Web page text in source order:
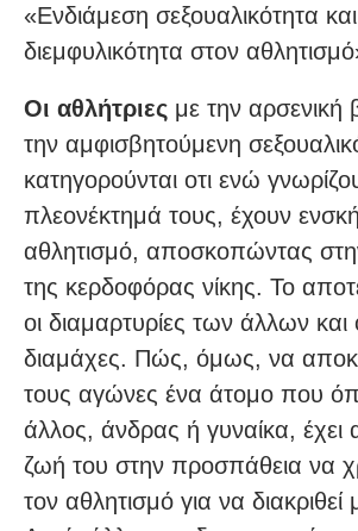
«Ενδιάμεση σεξουαλικότητα και
διεμφυλικότητα στον
Οι αθλήτριες με την αρσενική
την αμφισβητούμενη
κατηγορούνται οτι ενώ
πλεονέκτημά τους, έχουν
αθλητισμό, αποσκοπώντας
της κερδοφόρας νίκης. Το
οι διαμαρτυρίες των άλλων και
διαμάχες. Πώς, όμως, να
τους αγώνες ένα άτομο που
άλλος, άνδρας ή γυναίκα, έχει
ζωή του στην προσπάθεια να
τον αθλητισμό για να